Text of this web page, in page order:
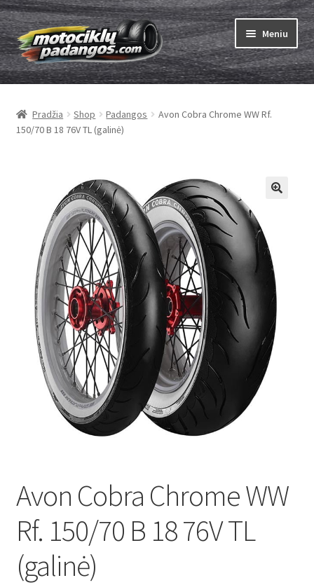
Pereiti
prie
meniu
Pereiti
prie
turinio
Meniu
Padangos
Kameros
menu
Kaip užsisakyti
Brand
sub-
menu
Kontaktai
Pradžia Shop Padangos
Avon Cobra Chrome WW Rf.
150/70 B 18 76V TL (galinė)
Avon Cobra Chrome WW
Rf. 150/70 B 18 76V TL
(galinė)